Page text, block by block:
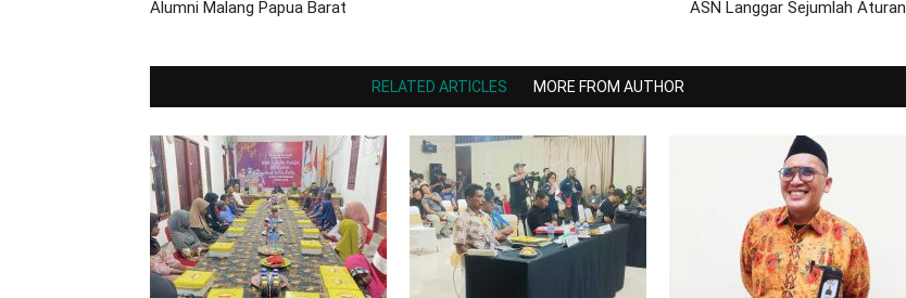
Alumni Malang Papua Barat ASN Langgar Sejumlah Aturan
RELATED ARTICLES MORE FROM AUTHOR